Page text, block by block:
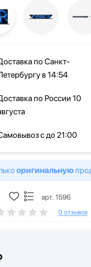
по Санкт-
в 14:54
по России 10
с до 21:00
оригинальную
арт. 1596
0 отзывов